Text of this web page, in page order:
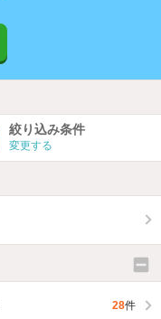
絞り込み条件
変更する
28件